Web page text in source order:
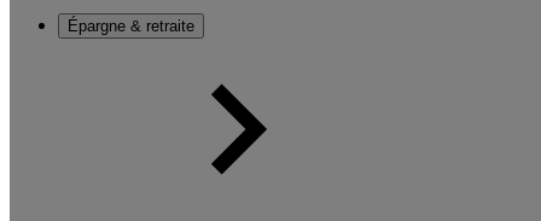
Épargne & retraite